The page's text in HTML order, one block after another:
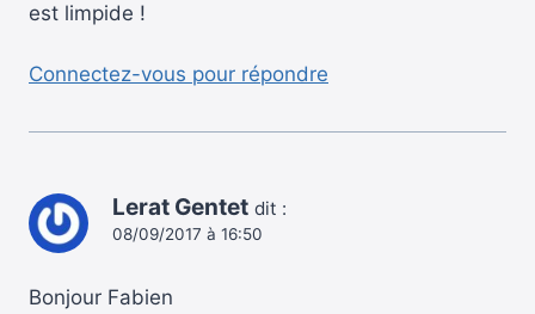
est limpide !
Connectez-vous pour répondre
Lerat Gentet dit :
08/09/2017 à 16:50
Bonjour Fabien